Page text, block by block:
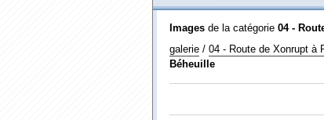
Imagesde la catégorie 04 -
galerie/ 04 - Route de Xonrupt à
Béheuille